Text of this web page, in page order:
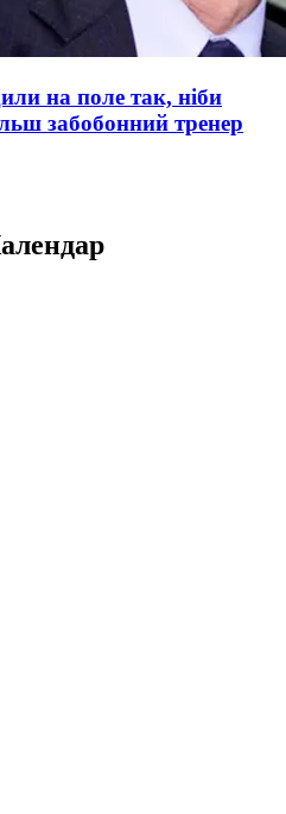
на поле так, ніби
забобонний тренер